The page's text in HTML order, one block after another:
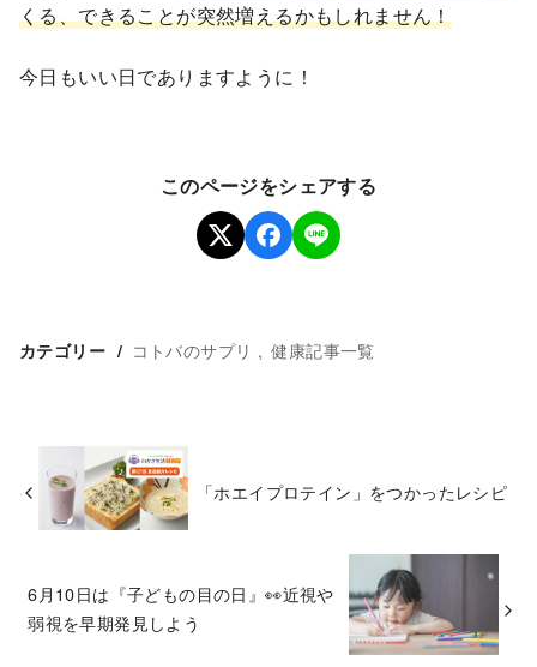
くる、できることが突然増えるかもしれません！
今日もいい日でありますように！
このページをシェアする
カテゴリー コトバのサプリ 健康記事一覧
「ホエイプロテイン」をつかったレシピ
6月10日は『子どもの目の日』👀近視や
弱視を早期発見しよう